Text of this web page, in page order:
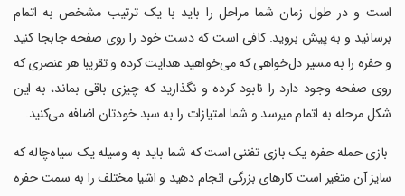
است و در طول زمان شما مراحل را باید با یک ترتیب مشخص به اتمام
برسانید و به پیش بروید. کافی است که دست خود را روی صفحه جابجا کنید
و حفره را به مسیر دل‌خواهی که می‌خواهید هدایت کرده و تقریبا هر عنصری که
روی صفحه وجود دارد را نابود کرده و نگذارید که چیزی باقی بماند، به این
شکل مرحله به اتمام میرسد و شما امتیازات را به سبد خودتان اضافه می‌کنید.
‏ بازی حمله حفره یک بازی تفننی است که شما باید به وسیله یک سیاه‌چاله که
سایز آن متغیر است کارهای بزرگی انجام دهید و اشیا مختلف را به سمت حفره